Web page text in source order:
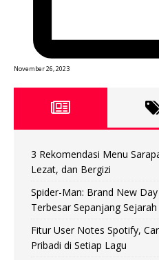
November 26, 2023
3 Rekomendasi Menu
Lezat, dan Bergizi
Spider-Man: Brand New
Terbesar Sepanjang
Fitur User Notes Spotify,
Pribadi di Setiap Lagu